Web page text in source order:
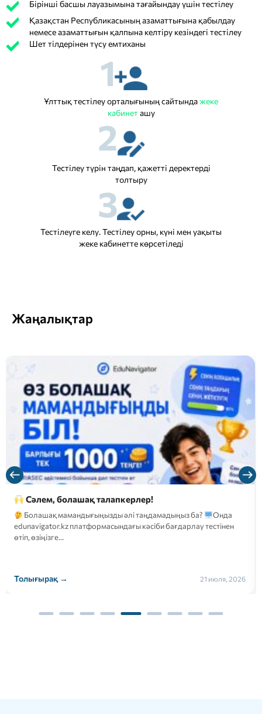
Бірінші басшы лауазымына тағайындау үшін тестілеу
Қазақстан Республикасының азаматтығына қабылдау
немесе азаматтығын қалпына келтіру кезіндегі тестілеу
Шет тілдерінен түсу емтиханы
1
Ұлттық тестілеу орталығының сайтындажеке
кабинеташу
2
Тестілеу түрін таңдап, қажетті деректерді
толтыру
3
Тестілеуге келу. Тестілеу орны, күні мен уақыты
жеке кабинетте көрсетіледі
Жаңалықтар
Сәлем, болашақ талапкерлер!
Болашақ мамандығыңызды әлі таңдамадыңыз ба?
Онда
edunavigator.kz платформасындағы кәсіби бағдарлау тестінен
өтіп, өзіңізге…
Толығырақ → 21 июля, 2026